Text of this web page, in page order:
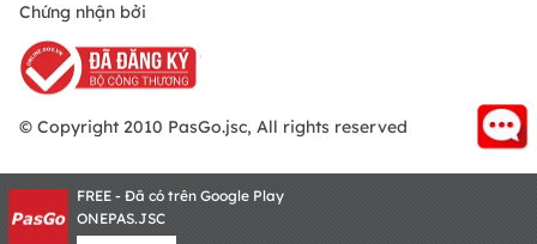
Chứng nhận bởi
© Copyright 2010 PasGo.jsc, All rights reserved
FREE - Đã có trên Google Play
ONEPAS.JSC